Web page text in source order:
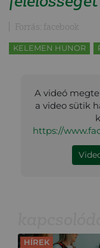
Forrás: facebook
KELEMEN HUNOR
A videó
a video sütik
https://
HÍREK